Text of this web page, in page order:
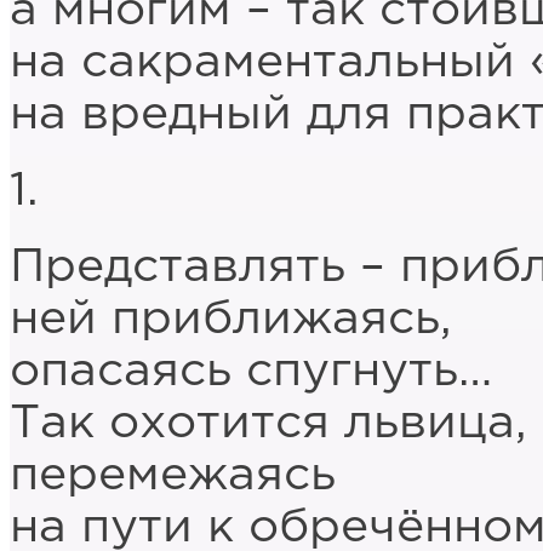
а многим – так
на сакраментальный
на вредный для
1.
Представлять –
ней приближаясь,
опасаясь спугнуть…
Так охотится
перемежаясь
на пути к